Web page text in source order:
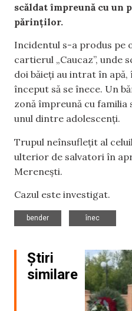
scăldat împreună cu un
părinților.
Incidentul s-a produs pe
cartierul „Caucaz”, unde
doi băieți au intrat în
început să se înece. Un
zonă împreună cu familia
unul dintre adolescenți.
Trupul neînsuflețit al
ulterior de salvatori în
Merenești.
Cazul este investigat.
bender
înec
Știri
similare